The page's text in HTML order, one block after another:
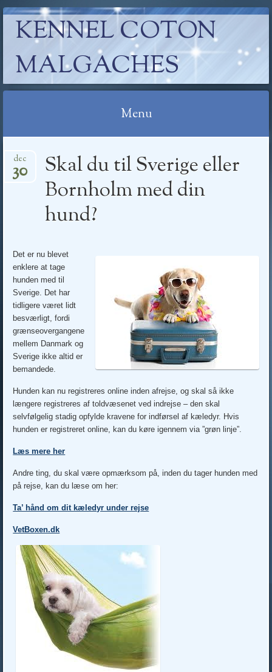
KENNEL COTON
MALGACHES
Menu
to
content
Skal du til Sverige eller
Bornholm med din
hund?
dec
30
Det er nu blevet
enklere at tage
hunden med til
Sverige. Det har
tidligere været lidt
besværligt, fordi
grænseovergangene
mellem Danmark og
Sverige ikke altid er
bemandede.
Hunden kan nu registreres online inden afrejse, og skal så ikke
længere registreres af toldvæsenet ved indrejse – den skal
selvfølgelig stadig opfylde kravene for indførsel af kæledyr. Hvis
hunden er registreret online, kan du køre igennem via ”grøn linje”.
Læs mere her
Andre ting, du skal være opmærksom på, inden du tager hunden med
på rejse, kan du læse om her:
Ta’ hånd om dit kæledyr under rejse
VetBoxen.dk